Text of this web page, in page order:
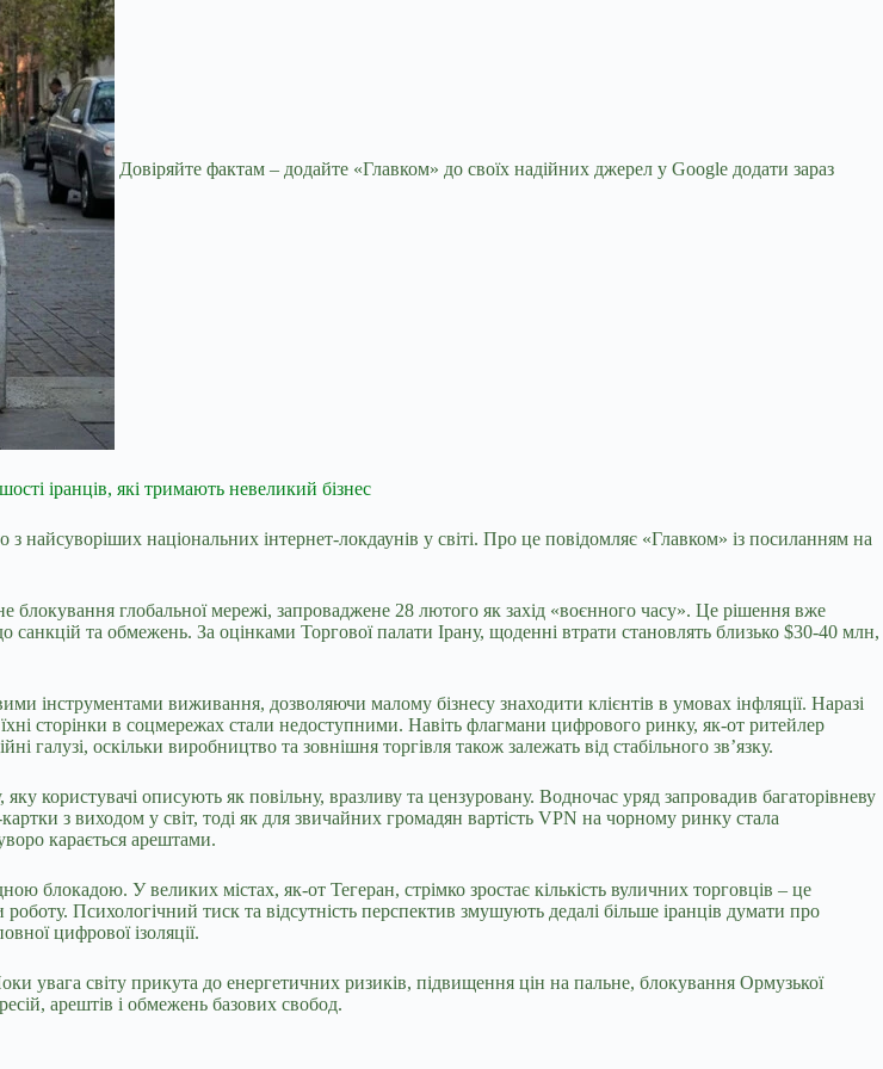
Довіряйте фактам – додайте «Главком» до своїх надійних джерел у Google додати зараз
іранців, які тримають невеликий бізнес
національних інтернет-локдаунів у світі. Про це повідомляє «Главком» із посиланням на
блокування глобальної мережі, запроваджене 28 лютого як захід «воєнного часу». Це рішення вже
та обмежень. За оцінками Торгової палати Ірану, щоденні втрати становлять близько $30-40 млн,
інструментами виживання, дозволяючи малому бізнесу знаходити клієнтів в умовах інфляції. Наразі
сторінки в соцмережах стали недоступними. Навіть флагмани цифрового ринку, як-от ритейлер
оскільки виробництво та зовнішня торгівля також залежать від стабільного зв’язку.
користувачі описують як повільну, вразливу та цензуровану. Водночас уряд запровадив багаторівневу
з виходом у світ, тоді як для звичайних громадян вартість VPN на чорному ринку стала
карається арештами.
блокадою. У великих містах, як-от Тегеран, стрімко зростає кількість вуличних торговців – це
Психологічний тиск та відсутність перспектив змушують дедалі більше іранців думати про
цифрової ізоляції.
увага світу прикута до енергетичних ризиків, підвищення цін на пальне, блокування Ормузької
арештів і обмежень базових свобод.